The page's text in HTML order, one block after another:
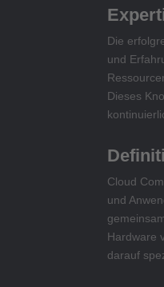
Die
und
Dieses
Cloud
und
Hardware
darauf